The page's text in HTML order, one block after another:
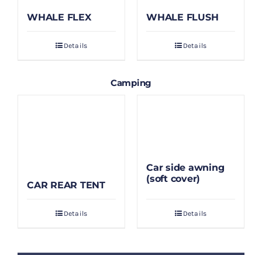
WHALE FLEX
Details
WHALE FLUSH
Details
Camping
CAR REAR TENT
Details
Car side awning
(soft cover)
Details